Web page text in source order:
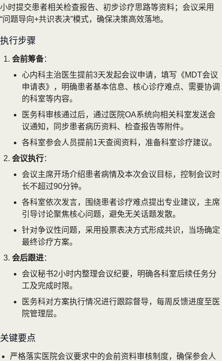
小时提交患者相关检查报告、初步诊疗思路等资料；会议采用
“问题导向+共识表决”模式，确保决策高效落地。
执行步骤
会前筹备：
心内科主治医生提前3天发起会议申请，填写《MDT会议
申请表》，明确患者基本信息、核心诊疗难点、需要协调
的科室等内容。
医务科审核通过后，通过医院OA系统向相关科室发送会
议通知，同步患者病历资料、检查报告等附件。
各科室参会人员提前1天查阅资料，准备科室诊疗建议。
会议执行：
会议主席开场介绍患者病情及本次会议目标，控制会议时
长不超过90分钟。
各科室依次发言，围绕患者诊疗难点提出专业建议，主席
引导讨论聚焦核心问题，避免无关话题发散。
针对争议性问题，采用投票表决方式形成共识，当场确定
最终诊疗方案。
会后跟进：
会议秘书2小时内整理会议纪要，明确各科室后续任务分
工及完成时限。
医务科对方案执行情况进行跟踪督导，每周反馈进度至医
院管理层。
关键要点
严格落实医院会议要求中的会前资料审核制度，确保参会人